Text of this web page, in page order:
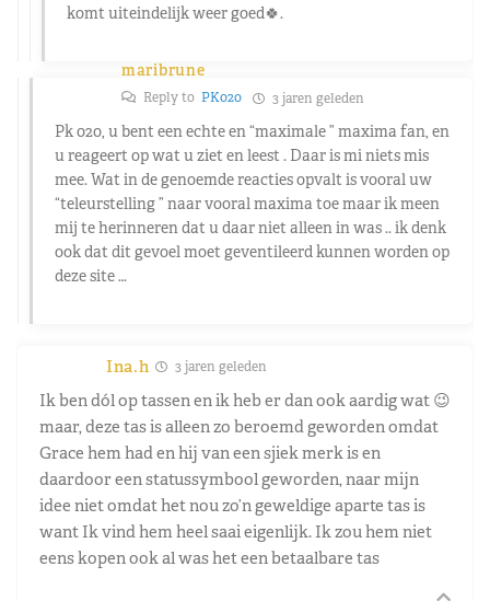
komt uiteindelijk weer goed🍀.
maribrune
Reply to PK020 3 jaren geleden
Pk 020, u bent een echte en “maximale ” maxima fan, en
u reageert op wat u ziet en leest . Daar is mi niets mis
mee. Wat in de genoemde reacties opvalt is vooral uw
“teleurstelling ” naar vooral maxima toe maar ik meen
mij te herinneren dat u daar niet alleen in was .. ik denk
ook dat dit gevoel moet geventileerd kunnen worden op
deze site …
Ina.h 3 jaren geleden
Ik ben dól op tassen en ik heb er dan ook aardig wat 😉
maar, deze tas is alleen zo beroemd geworden omdat
Grace hem had en hij van een sjiek merk is en
daardoor een statussymbool geworden, naar mijn
idee niet omdat het nou zo’n geweldige aparte tas is
want Ik vind hem heel saai eigenlijk. Ik zou hem niet
eens kopen ook al was het een betaalbare tas